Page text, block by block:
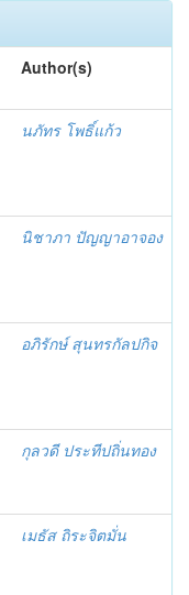
Author(s)
นภัทร โพธิ์แก้ว
นิชาภา ปัญญาอาจอง
อภิรักษ์ สุนทรกัลปกิจ
กุลวดี ประทีปถิ่นทอง
เมธัส ถิระจิตมั่น